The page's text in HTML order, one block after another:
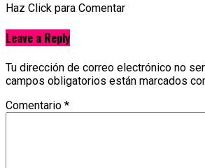
Haz Click para Comentar
Leave a Reply
Tu dirección de correo electrónico no
campos obligatorios están marcados
Comentario *